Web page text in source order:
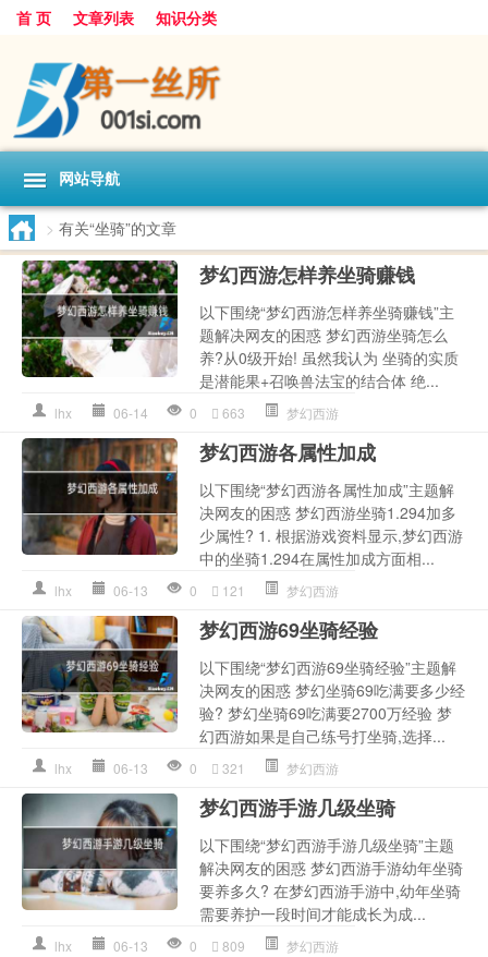
首 页 文章列表 知识分类
网站导航
> 有关“坐骑”的文章
梦幻西游怎样养坐骑赚钱
以下围绕“梦幻西游怎样养坐骑赚钱”主
题解决网友的困惑 梦幻西游坐骑怎么
养?从0级开始! 虽然我认为 坐骑的实质
是潜能果+召唤兽法宝的结合体 绝...
lhx 06-14 0 663 梦幻西游
梦幻西游各属性加成
以下围绕“梦幻西游各属性加成”主题解
决网友的困惑 梦幻西游坐骑1.294加多
少属性? 1. 根据游戏资料显示,梦幻西游
中的坐骑1.294在属性加成方面相...
lhx 06-13 0 121 梦幻西游
梦幻西游69坐骑经验
以下围绕“梦幻西游69坐骑经验”主题解
决网友的困惑 梦幻坐骑69吃满要多少经
验? 梦幻坐骑69吃满要2700万经验 梦
幻西游如果是自己练号打坐骑,选择...
lhx 06-13 0 321 梦幻西游
梦幻西游手游几级坐骑
以下围绕“梦幻西游手游几级坐骑”主题
解决网友的困惑 梦幻西游手游幼年坐骑
要养多久? 在梦幻西游手游中,幼年坐骑
需要养护一段时间才能成长为成...
lhx 06-13 0 809 梦幻西游